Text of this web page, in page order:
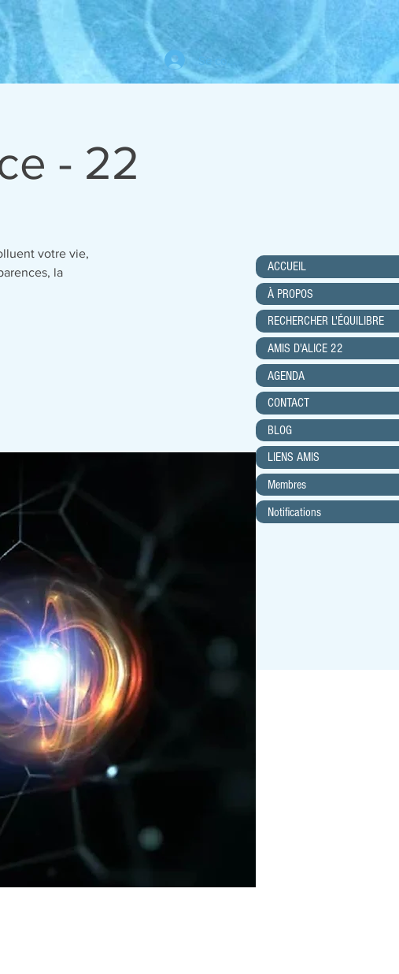
Se connecter
- 22
votre vie,
la
ACCUEIL
À PROPOS
RECHERCHER L'ÉQUILIBRE
AMIS D'ALICE 22
AGENDA
CONTACT
BLOG
LIENS AMIS
Membres
Notifications